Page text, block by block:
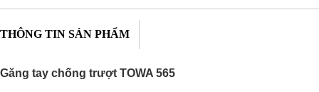
THÔNG TIN SẢN PHẨM
Găng tay chống trượt TOWA 565